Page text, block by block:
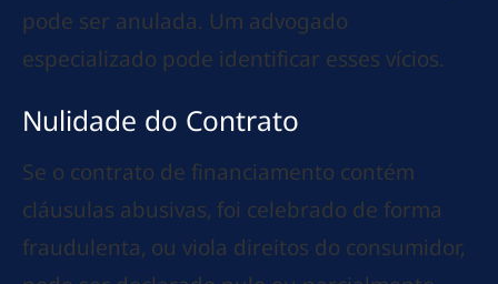
pode ser anulada. Um advogado
especializado pode identificar esses vícios.
Nulidade do Contrato
Se o contrato de financiamento contém
cláusulas abusivas, foi celebrado de forma
fraudulenta, ou viola direitos do consumidor,